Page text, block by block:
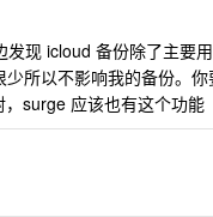
现 icloud 备份除了主要
所以不影响我的备份。
surge 应该也有这个功能